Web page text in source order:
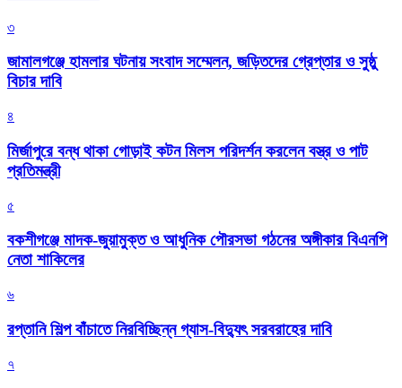
৩
জামালগঞ্জে হামলার ঘটনায় সংবাদ সম্মেলন, জড়িতদের গ্রেপ্তার ও সুষ্ঠু
বিচার দাবি
৪
মির্জাপুরে বন্ধ থাকা গোড়াই কটন মিলস পরিদর্শন করলেন বস্ত্র ও পাট
প্রতিমন্ত্রী
৫
বকশীগঞ্জে মাদক-জুয়ামুক্ত ও আধুনিক পৌরসভা গঠনের অঙ্গীকার বিএনপি
নেতা শাকিলের
৬
রপ্তানি শিল্প বাঁচাতে নিরবিচ্ছিন্ন গ্যাস-বিদ্যুৎ সরবরাহের দাবি
৭